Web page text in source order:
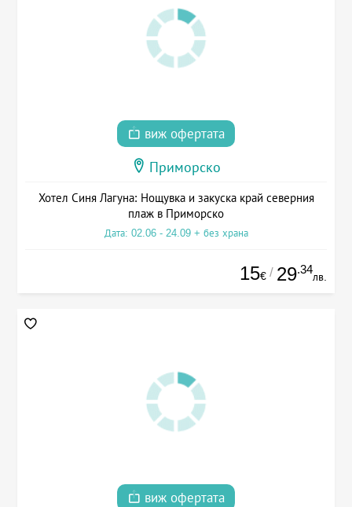
виж офертата
Приморско
Хотел Синя Лагуна: Нощувка и закуска край северния
плаж в Приморско
Дата: 02.06 - 24.09 + без храна
15€ / 29.34
лв.
виж офертата